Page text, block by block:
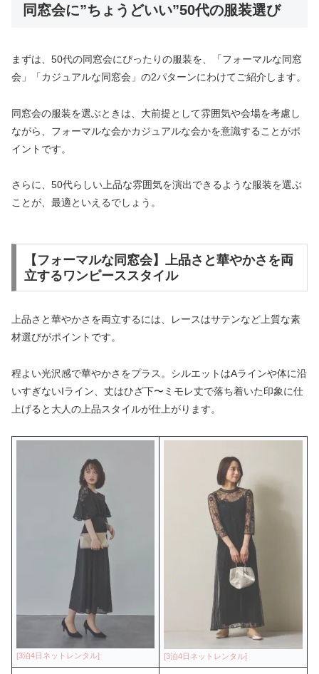
同窓会に”ちょうどいい”50代の服装選び
まずは、50代の同窓会にぴったりの服装を、「フォーマルな同窓
会」「カジュアルな同窓会」の2パターンにわけてご紹介します。
同窓会の服装を選ぶときは、大前提として雰囲気や会場を考慮し
ながら、フォーマルな会かカジュアルな会かを意識することがポ
イントです。
さらに、50代らしい上品な雰囲気を演出できるような服装を選ぶ
ことが、最適といえるでしょう。
【フォーマルな同窓会】上品さと華やかさを両
立するワンピーススタイル
上品さと華やかさを両立するには、レースはサテンなど上質な素
材選びがポイントです。
程よい光沢感で華やかさをプラス。シルエットはAラインや体に沿
いすぎないIライン、丈はひざ下〜ミモレ丈で落ち着いた印象に仕
上げると大人の上品スタイルが仕上がります。